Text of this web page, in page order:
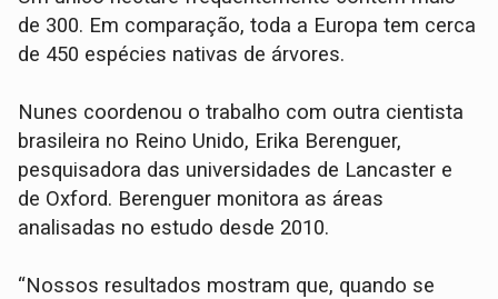
de 300. Em comparação, toda a Europa tem cerca
de 450 espécies nativas de árvores.
Nunes coordenou o trabalho com outra cientista
brasileira no Reino Unido, Erika Berenguer,
pesquisadora das universidades de Lancaster e
de Oxford. Berenguer monitora as áreas
analisadas no estudo desde 2010.
“Nossos resultados mostram que, quando se